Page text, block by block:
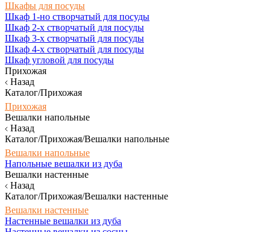
Шкафы для посуды
Шкаф 1-но створчатый для посуды
Шкаф 2-х створчатый для посуды
Шкаф 3-х створчатый для посуды
Шкаф 4-х створчатый для посуды
Шкаф угловой для посуды
Прихожая
Назад
Каталог/Прихожая
Прихожая
Вешалки напольные
Назад
Каталог/Прихожая/Вешалки напольные
Вешалки напольные
Напольные вешалки из дуба
Вешалки настенные
Назад
Каталог/Прихожая/Вешалки настенные
Вешалки настенные
Настенные вешалки из дуба